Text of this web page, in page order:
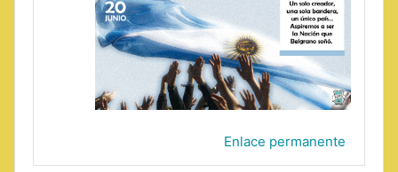
Enlace permanente